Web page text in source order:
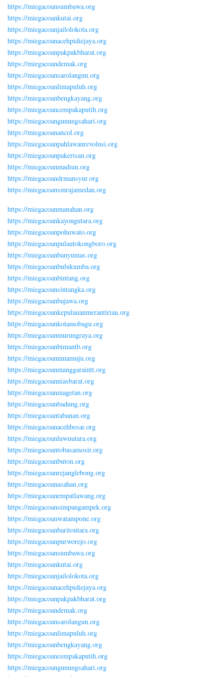
https://miegacoansumbawa.org
https://miegacoankutai.org
https://miegacoanjailolokota.org
https://miegacoanacehpidiejaya.org
https://miegacoanpakpakbharat.org
https://miegacoandemak.org
https://miegacoansarolangun.org
https://miegacoanlimapuluh.org
https://miegacoanbengkayang.org
https://miegacoancempakaputih.org
https://miegacoangunungsahari.org
https://miegacoanancol.org
https://miegacoanpahlawanrevolusi.org
https://miegacoanpakerisan.org
https://miegacoanmadiun.org
https://miegacoandrmansyur.org
https://miegacoansmrajamedan.org
https://miegacoanmanahan.org
https://miegacoankayongutara.org
https://miegacoanpohuwato.org
https://miegacoanpulautokongboro.org
https://miegacoanbanyumas.org
https://miegacoanbulukumba.org
https://miegacoanbintang.org
https://miegacoansintangka.org
https://miegacoanbajawa.org
https://miegacoankepulauanmerantiriau.org
https://miegacoankotamobagu.org
https://miegacoanmurungraya.org
https://miegacoanbimantb.org
https://miegacoannmamuju.org
https://miegacoanmanggaraintt.org
https://miegacoanniasbarat.org
https://miegacoanmagetan.org
https://miegacoanbadung.org
https://miegacoantabanan.org
https://miegacoanacehbesar.org
https://miegacoanluwuutara.org
https://miegacoantobasamosir.org
https://miegacoanbuton.org
https://miegacoanrejanglebong.org
https://miegacoanasahan.org
https://miegacoanempatlawang.org
https://miegacoansimpangampek.org
https://miegacoanwatampone.org
https://miegacoanbaritoutara.org
https://miegacoanpurworejo.org
https://miegacoansumbawa.org
https://miegacoankutai.org
https://miegacoanjailolokota.org
https://miegacoanacehpidiejaya.org
https://miegacoanpakpakbharat.org
https://miegacoandemak.org
https://miegacoansarolangun.org
https://miegacoanlimapuluh.org
https://miegacoanbengkayang.org
https://miegacoancempakaputih.org
https://miegacoangunungsahari.org